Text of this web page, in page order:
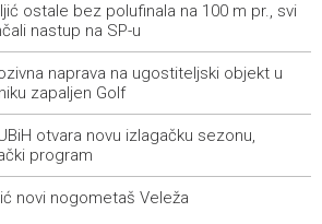
ostale bez polufinala na 100 m pr., svi
nastup na SP-u
naprava na ugostiteljski objekt u
zapaljen Golf
otvara novu izlagačku sezonu,
program
novi nogometaš Veleža